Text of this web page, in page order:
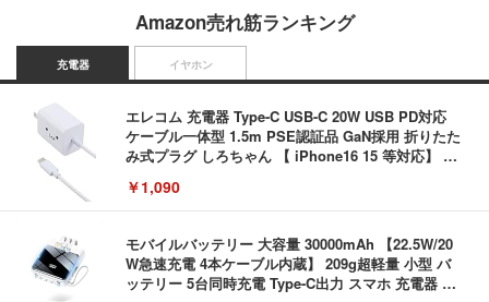
Amazon売れ筋ランキング
充電器
エレコム 充電器 Type-C USB-C 20W USB PD対応
ケーブル一体型 1.5m PSE認証品 GaN採用 折りたた
み式プラグ しろちゃん 【 iPhone16 15 等対応】 E
￥1,090
モバイルバッテリー 大容量 30000mAh 【22.5W/20
W急速充電 4本ケーブル内蔵】 209g超軽量 小型 バ
ッテリー 5台同時充電 Type-C出力 スマホ 充電器 LC
イヤホン